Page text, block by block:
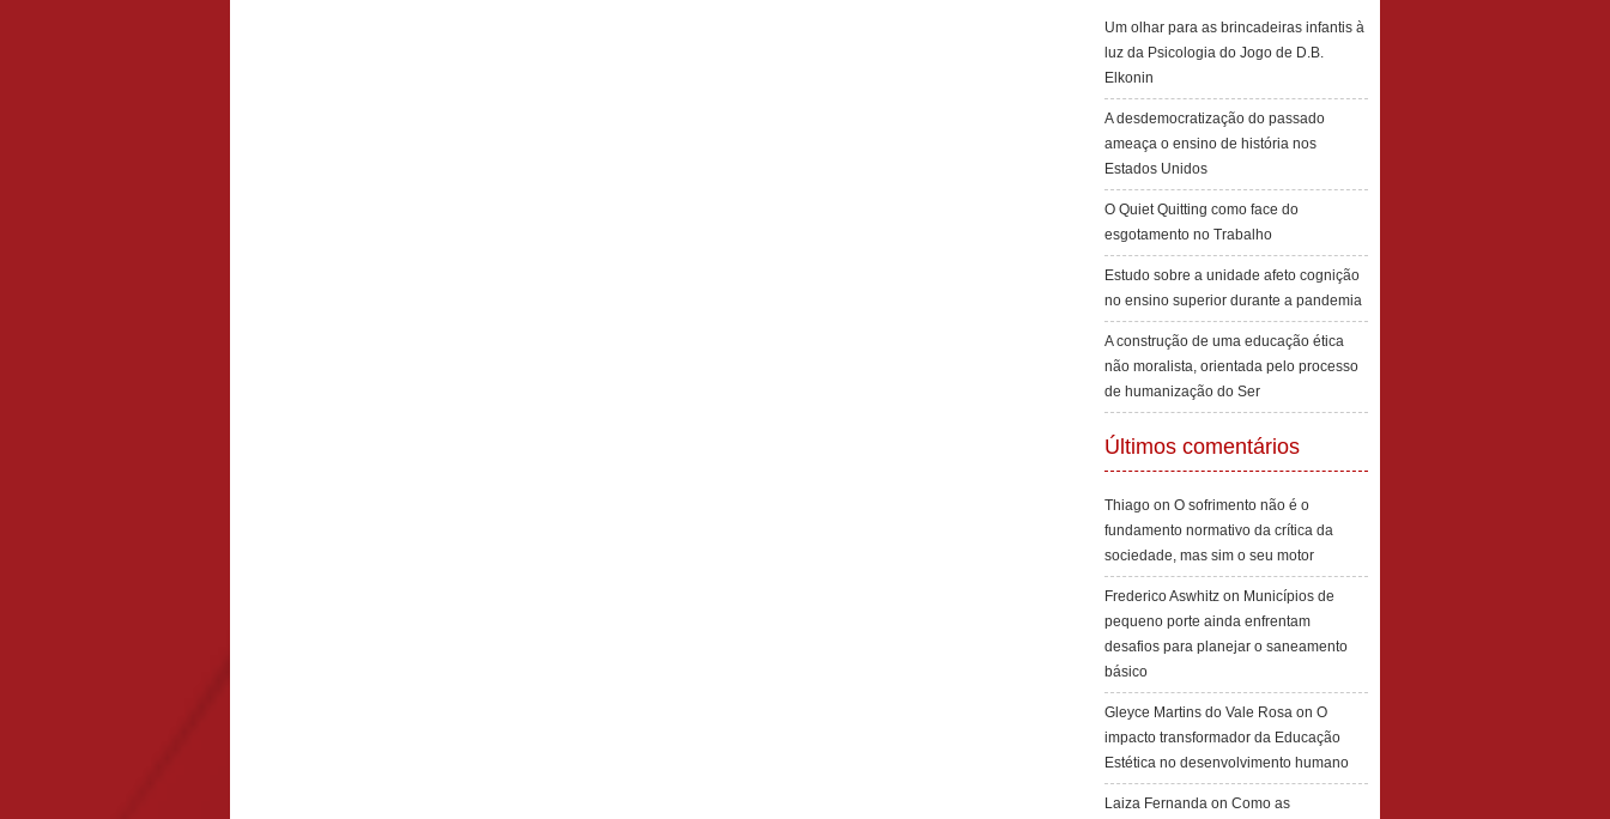
Um olhar para as brincadeiras infantis à
luz da Psicologia do Jogo de D.B.
Elkonin
A desdemocratização do passado
ameaça o ensino de história nos
Estados Unidos
O Quiet Quitting como face do
esgotamento no Trabalho
Estudo sobre a unidade afeto cognição
no ensino superior durante a pandemia
A construção de uma educação ética
não moralista, orientada pelo processo
de humanização do Ser
Últimos comentários
Thiago on O sofrimento não é o
fundamento normativo da crítica da
sociedade, mas sim o seu motor
Frederico Aswhitz on Municípios de
pequeno porte ainda enfrentam
desafios para planejar o saneamento
básico
Gleyce Martins do Vale Rosa on O
impacto transformador da Educação
Estética no desenvolvimento humano
Laiza Fernanda on Como as